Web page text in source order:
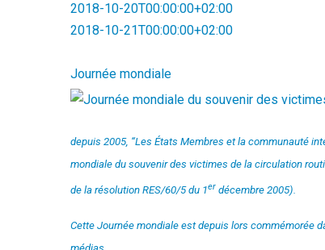
2018-10-20T00:00:00+02:00
2018-10-21T00:00:00+02:00
Journée mondiale
depuis 2005, “Les États Membres et la communauté
mondiale du souvenir des victimes de la circulation
de la résolution RES/60/5 du 1er décembre 2005).
Cette Journée mondiale est depuis lors commémorée